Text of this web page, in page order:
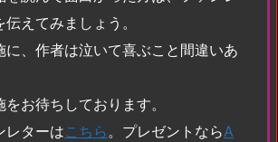
えてみましょう。
に、作者は泣いて喜ぶこと間違いあ
お待ちしております。
レターはこちら。プレゼントならA